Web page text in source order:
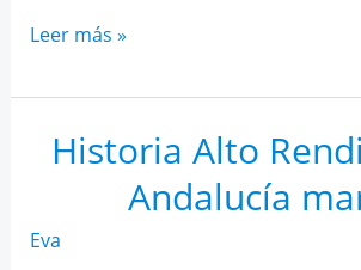
Intensivo
AR
Andalucía
abril
Leer más »
Historia Alto
Andalucía
Eva